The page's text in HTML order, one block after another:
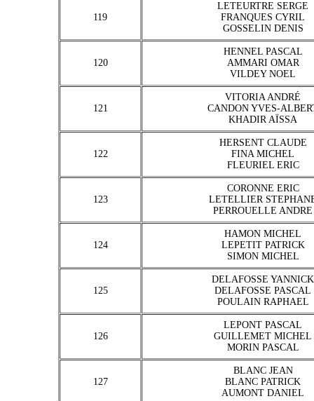
119
LETEURTRE SERGE
FRANQUES CYRIL
GOSSELIN DENIS
120
HENNEL PASCAL
AMMARI OMAR
VILDEY NOEL
121
VITORIA ANDRÉ
CANDON YVES-
KHADIR AÏSSA
122
HERSENT CLAUDE
FINA MICHEL
FLEURIEL ERIC
123
CORONNE ERIC
LETELLIER
PERROUELLE ANDRE
124
HAMON MICHEL
LEPETIT PATRICK
SIMON MICHEL
125
DELAFOSSE YANNICK
DELAFOSSE PASCAL
POULAIN RAPHAEL
126
LEPONT PASCAL
GUILLEMET MICHEL
MORIN PASCAL
127
BLANC JEAN
BLANC PATRICK
AUMONT DANIEL